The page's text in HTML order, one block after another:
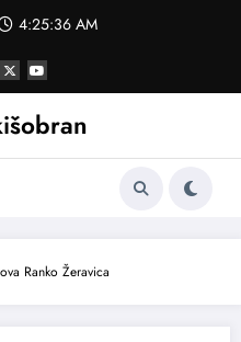
4:25:37 AM
Ranko Žeravica